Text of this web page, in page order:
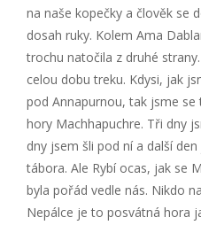
na naše kopečky a člověk se
dosah ruky. Kolem Ama
trochu natočila z druhé
celou dobu treku. Kdysi, jak
pod Annapurnou, tak jsme
hory Machhapuchre. Tři dny
dny jsem šli pod ní a další
tábora. Ale Rybí ocas, jak se
byla pořád vedle nás. Nikdo
Nepálce je to posvátná hora